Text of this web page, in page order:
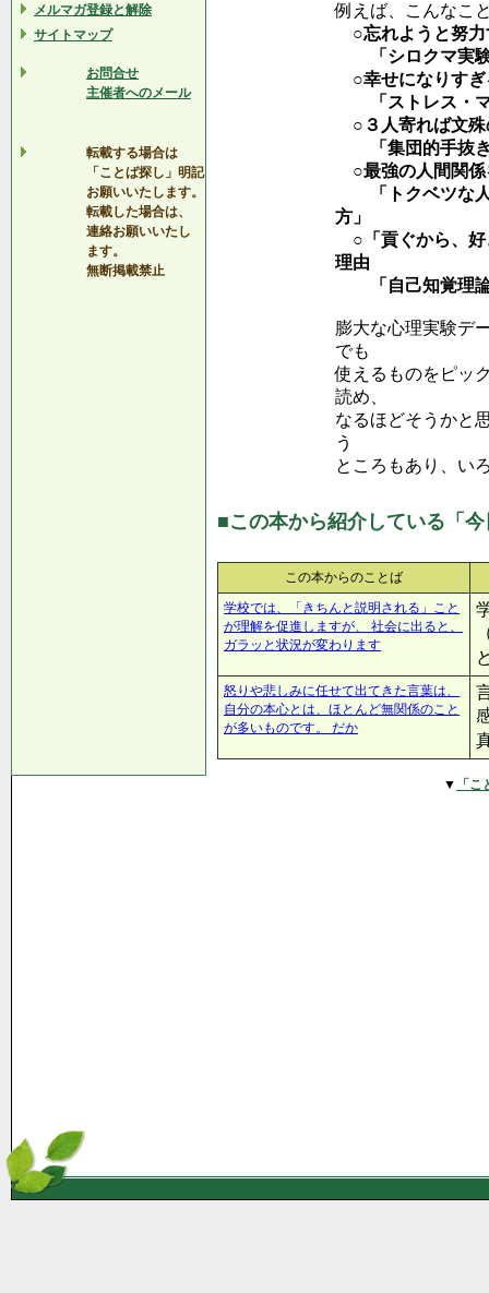
メルマガ登録と解除
サイトマップ
お問合せ
主催者へのメール
転載する場合は
「ことば探し」明記
お願いいたします。
転載した場合は、
連絡お願いいたし
ます。
無断掲載禁止
例えば、こんなこ
○忘れようと努力
「シロクマ実験
○幸せになりすぎ
「ストレス・マ
○３人寄れば文殊
「集団的手抜き
○最強の人間関係
「トクベツな人
方」
○「貢ぐから、好
理由
「自己知覚理論
膨大な心理実験デ
でも
使えるものをピッ
読め、
なるほどそうかと
う
ところもあり、い
■この本から紹介している「
この本からのことば
学校では、「きちんと説明される」こと
が理解を促進しますが、 社会に出ると、
ガラッと状況が変わります
怒りや悲しみに任せて出てきた言葉は、
自分の本心とは、ほとんど無関係のこと
が多いものです。 だか
▼ 「